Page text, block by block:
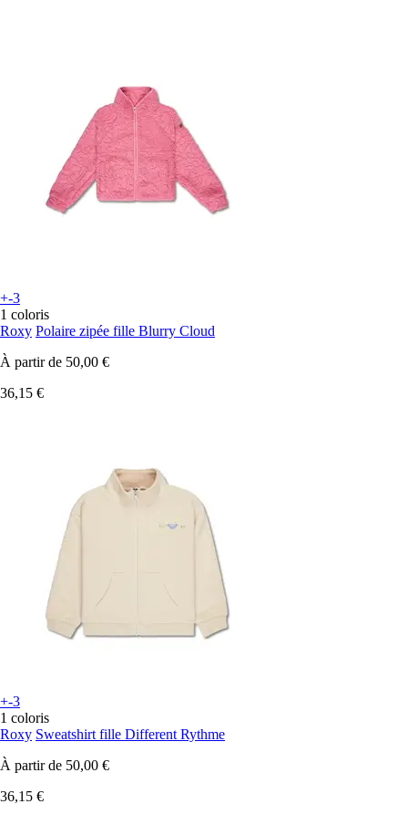
+-3
1 coloris
Roxy Polaire zipée fille Blurry Cloud
À partir de 50,00 €
36,15 €
+-3
1 coloris
Roxy Sweatshirt fille Different Rythme
À partir de 50,00 €
36,15 €